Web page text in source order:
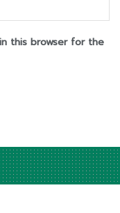
this browser for the